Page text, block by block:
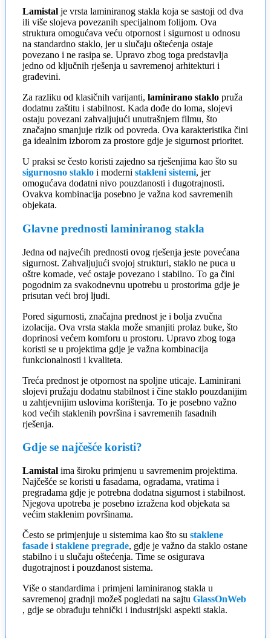
Lamistal je vrsta laminiranog stakla koja se sastoji od dva
ili više slojeva povezanih specijalnom folijom. Ova
struktura omogućava veću otpornost i sigurnost u odnosu
na standardno staklo, jer u slučaju oštećenja ostaje
povezano i ne rasipa se. Upravo zbog toga predstavlja
jedno od ključnih rješenja u savremenoj arhitekturi i
građevini.
Za razliku od klasičnih varijanti, laminirano staklo pruža
dodatnu zaštitu i stabilnost. Kada dođe do loma, slojevi
ostaju povezani zahvaljujući unutrašnjem filmu, što
značajno smanjuje rizik od povreda. Ova karakteristika čini
ga idealnim izborom za prostore gdje je sigurnost prioritet.
U praksi se često koristi zajedno sa rješenjima kao što su
sigurnosno staklo i moderni stakleni sistemi, jer
omogućava dodatni nivo pouzdanosti i dugotrajnosti.
Ovakva kombinacija posebno je važna kod savremenih
objekata.
Glavne prednosti laminiranog stakla
Jedna od najvećih prednosti ovog rješenja jeste povećana
sigurnost. Zahvaljujući svojoj strukturi, staklo ne puca u
oštre komade, već ostaje povezano i stabilno. To ga čini
pogodnim za svakodnevnu upotrebu u prostorima gdje je
prisutan veći broj ljudi.
Pored sigurnosti, značajna prednost je i bolja zvučna
izolacija. Ova vrsta stakla može smanjiti prolaz buke, što
doprinosi većem komforu u prostoru. Upravo zbog toga
koristi se u projektima gdje je važna kombinacija
funkcionalnosti i kvaliteta.
Treća prednost je otpornost na spoljne uticaje. Laminirani
slojevi pružaju dodatnu stabilnost i čine staklo pouzdanijim
u zahtjevnijim uslovima korištenja. To je posebno važno
kod većih staklenih površina i savremenih fasadnih
rješenja.
Gdje se najčešće koristi?
Lamistal ima široku primjenu u savremenim projektima.
Najčešće se koristi u fasadama, ogradama, vratima i
pregradama gdje je potrebna dodatna sigurnost i stabilnost.
Njegova upotreba je posebno izražena kod objekata sa
većim staklenim površinama.
Često se primjenjuje u sistemima kao što su staklene
fasade i staklene pregrade, gdje je važno da staklo ostane
stabilno i u slučaju oštećenja. Time se osigurava
dugotrajnost i pouzdanost sistema.
Više o standardima i primjeni laminiranog stakla u
savremenoj gradnji možeš pogledati na sajtu GlassOnWeb
, gdje se obrađuju tehnički i industrijski aspekti stakla.